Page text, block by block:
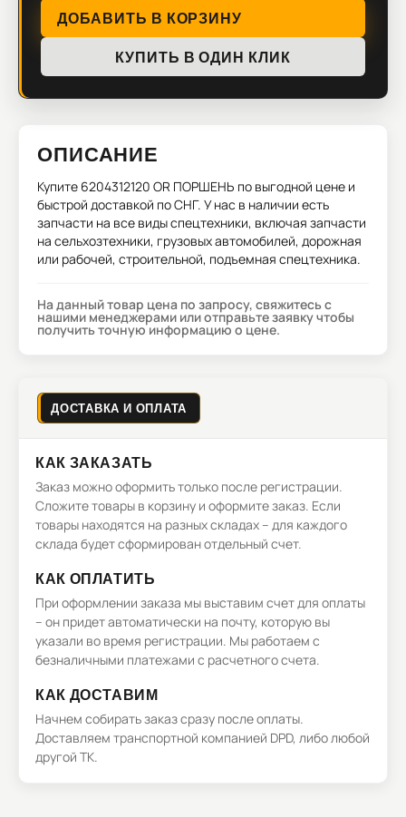
ДОБАВИТЬ В КОРЗИНУ
КУПИТЬ В ОДИН КЛИК
ОПИСАНИЕ
Купите 6204312120 OR ПОРШЕНЬ по выгодной цене и
быстрой доставкой по СНГ. У нас в наличии есть
запчасти на все виды спецтехники, включая запчасти
на сельхозтехники, грузовых автомобилей, дорожная
или рабочей, строительной, подъемная спецтехника.
На данный товар цена по запросу, свяжитесь с
нашими менеджерами или отправьте заявку чтобы
получить точную информацию о цене.
ДОСТАВКА И ОПЛАТА
КАК ЗАКАЗАТЬ
Заказ можно оформить только после регистрации.
Сложите товары в корзину и оформите заказ. Если
товары находятся на разных складах – для каждого
склада будет сформирован отдельный счет.
КАК ОПЛАТИТЬ
При оформлении заказа мы выставим счет для оплаты
– он придет автоматически на почту, которую вы
указали во время регистрации. Мы работаем с
безналичными платежами с расчетного счета.
КАК ДОСТАВИМ
Начнем собирать заказ сразу после оплаты.
Доставляем транспортной компанией DPD, либо любой
другой ТК.